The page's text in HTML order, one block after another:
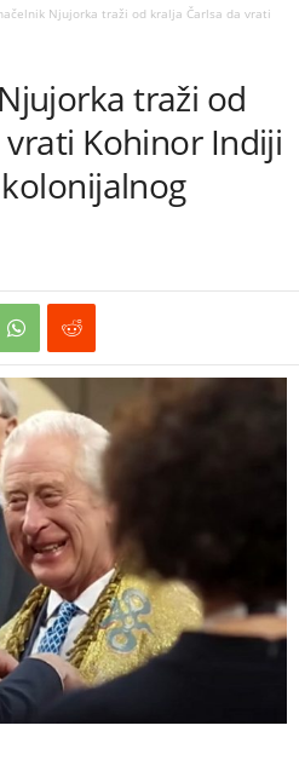
Njujorka traži od kralja Čarlsa da vrati
traži od
Kohinor Indiji